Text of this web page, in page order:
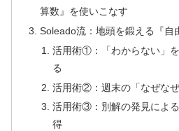
算数』を使いこなす
Soleado流：地頭を鍛える『自
活用術①：「わからない」
る
活用術②：週末の「なぜなぜ
活用術③：別解の発見によ
得